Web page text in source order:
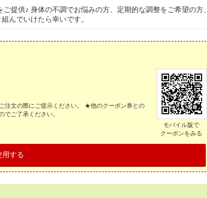
提供♪ 身体の不調でお悩みの方、定期的な調整をご希望の方、
んでいけたら幸いです。
注文の際にご提示ください。 ★他のクーポン券との
ご了承ください。
モバイル版で
クーポンをみる
用する